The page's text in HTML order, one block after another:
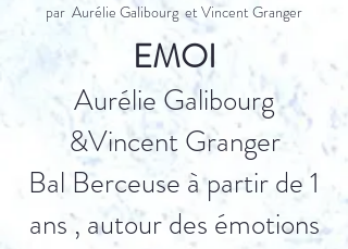
par Aurélie Galibourg et Vincent Granger
EMOI
Aurélie Galibourg
&Vincent Granger
Bal Berceuse à partir de 1
ans , autour des émotions